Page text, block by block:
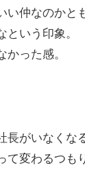
い仲なのかと
いう印象。
った感。
がいなくな
変わるつも